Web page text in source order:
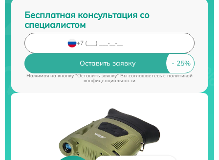
Бесплатная консультация со
специалистом
Оставить заявку
Нажимая на кнопку "Оставить заявку" Вы соглашаетесь cполитикой
конфиденциальности